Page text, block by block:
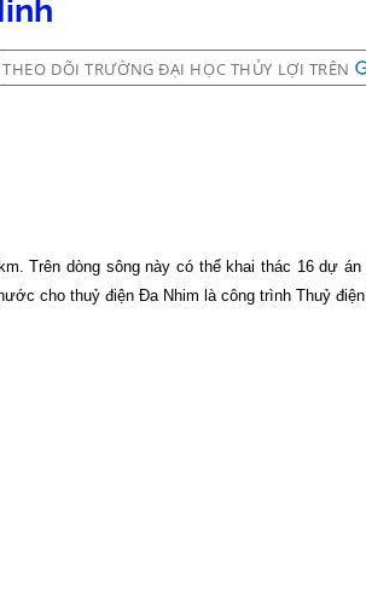
THEO DÕI TRƯỜNG ĐẠI HỌC THỦY LỢI TRÊN
Trên dòng sông này có thể khai thác 16dự án
cho thuỷ điện Đa Nhim là công trình Thuỷ điện